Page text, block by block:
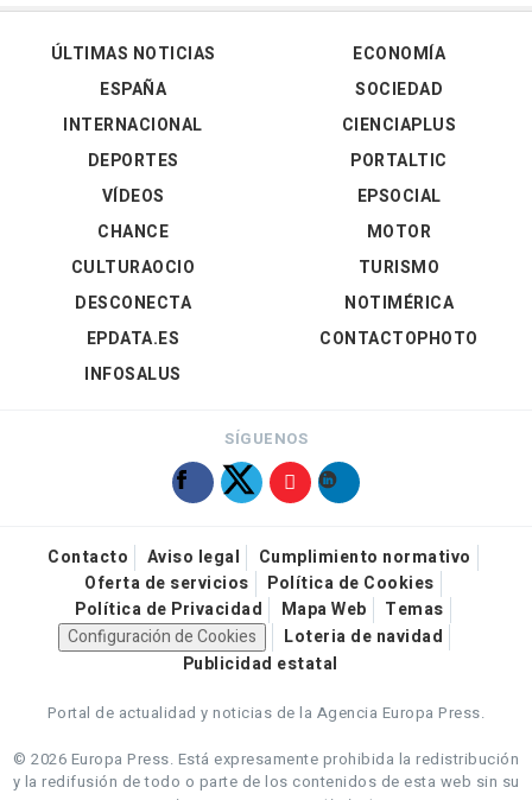
ÚLTIMAS NOTICIAS
ESPAÑA
INTERNACIONAL
DEPORTES
VÍDEOS
ECONOMÍA
SOCIEDAD
CIENCIAPLUS
PORTALTIC
EPSOCIAL
CHANCE
CULTURAOCIO
DESCONECTA
EPDATA.ES
INFOSALUS
MOTOR
TURISMO
NOTIMÉRICA
CONTACTOPHOTO
SÍGUENOS
Contacto Aviso legal
Cumplimiento normativo
Oferta de servicios
Política de Cookies
Política de Privacidad
Mapa Web
Temas
Configuración de Cookies
Loteria de navidad
Publicidad estatal
Portal de actualidad y noticias de la Agencia Europa Press.
© 2026 Europa Press. Está expresamente prohibida la redistribución
y la redifusión de todo o parte de los contenidos de esta web sin su